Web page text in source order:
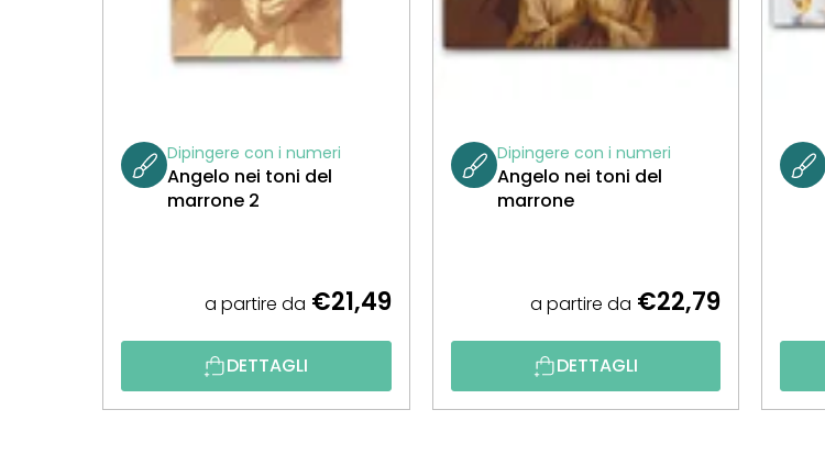
Dipingere con i numeri
Angelo nei toni del
marrone 2
a partire da €21,49
DETTAGLI
Dipingere con i numeri
Angelo nei toni del
marrone
a partire da €22,79
DETTAGLI